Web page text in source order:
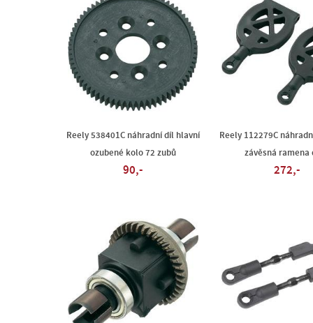
Reely 538401C náhradní díl hlavní
ozubené kolo 72 zubů
90,-
Reely 112279C
závěsná ramena
272,-